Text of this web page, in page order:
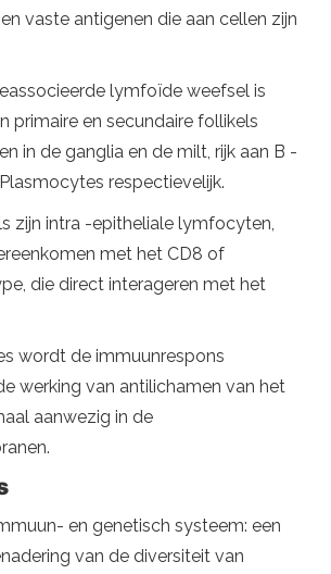
vaste antigenen die aan cellen zijn
lymfoïde weefsel is
primaire en secundaire follikels
in de ganglia en de milt, rijk aan B -
respectievelijk.
zijn intra -epitheliale lymfocyten,
met het CD8 of
die direct interageren met het
wordt de immuunrespons
werking van antilichamen van het
aanwezig in de
en genetisch systeem: een
van de diversiteit van